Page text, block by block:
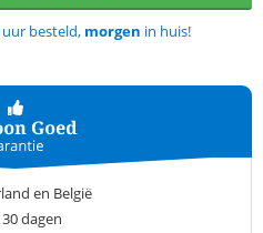
besteld, morgen in huis!
en België
dagen